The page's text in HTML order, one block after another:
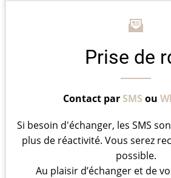
Prise de
Contact par SMS ou
Si besoin d'échanger, les SMS
plus de réactivité. Vous serez
possible.
Au plaisir d’échanger et de